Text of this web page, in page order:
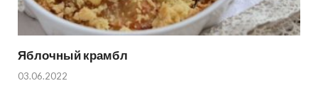
Яблочный крамбл
03.06.2022